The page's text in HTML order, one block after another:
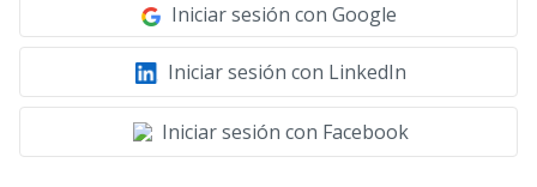
Iniciar sesión con Google
Iniciar sesión con LinkedIn
Iniciar sesión con Facebook